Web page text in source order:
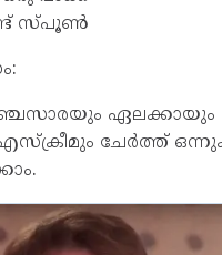
സ്പൂൺ
പഞ്ചസാരയും
ചേർത്ത്